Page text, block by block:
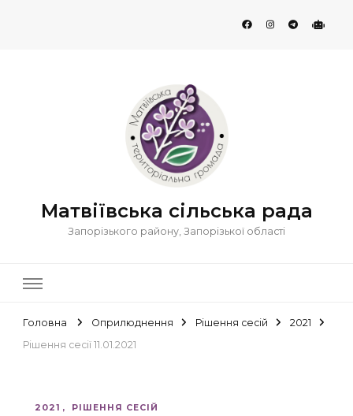
Матвіївська сільська рада
Запорізького району, Запорізької області
Головна Оприлюднення Рішення сесій
2021
Рішення сесії 11.01.2021
2021 РІШЕННЯ СЕСІЙ